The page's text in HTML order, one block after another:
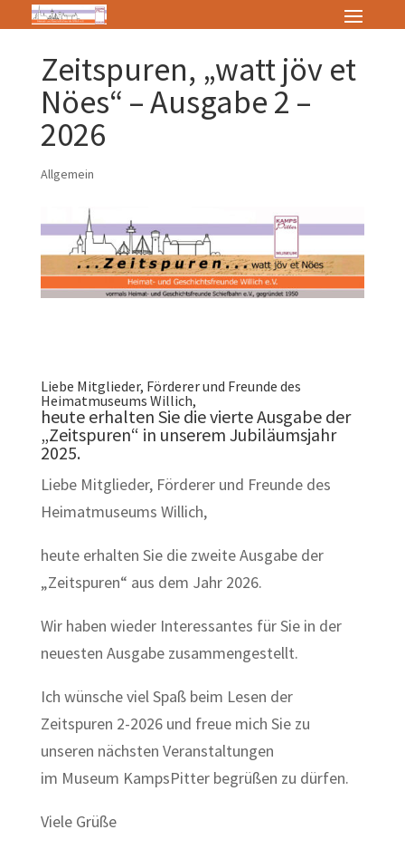
Zeitspuren, „watt jöv et
Nöes“ – Ausgabe 2 –
2026
Allgemein
Liebe Mitglieder, Förderer und Freunde des
Heimatmuseums Willich,
heute erhalten Sie die vierte Ausgabe der
„Zeitspuren“ in unserem Jubiläumsjahr
2025.
Liebe Mitglieder, Förderer und Freunde des
Heimatmuseums Willich,
heute erhalten Sie die zweite Ausgabe der
„Zeitspuren“ aus dem Jahr 2026.
Wir haben wieder Interessantes für Sie in der
neuesten Ausgabe zusammengestellt.
Ich wünsche viel Spaß beim Lesen der
Zeitspuren 2-2026 und freue mich Sie zu
unseren nächsten Veranstaltungen
im Museum KampsPitter begrüßen zu dürfen.
Viele Grüße